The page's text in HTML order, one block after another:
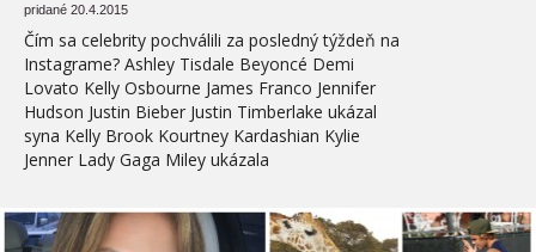
pridané 20.4.2015
Čím sa celebrity pochválili za posledný týždeň na
Instagrame? Ashley Tisdale Beyoncé Demi
Lovato Kelly Osbourne James Franco Jennifer
Hudson Justin Bieber Justin Timberlake ukázal
syna Kelly Brook Kourtney Kardashian Kylie
Jenner Lady Gaga Miley ukázala